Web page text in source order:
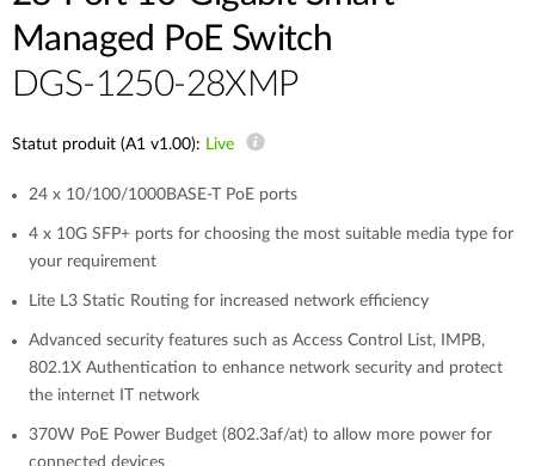
Managed PoE Switch
DGS-1250-28XMP
Statut produit (A1 v1.00): Live
24 x 10/100/1000BASE-T PoE ports
4 x 10G SFP+ ports for choosing the most suitable media type for
your requirement
Lite L3 Static Routing for increased network efficiency
Advanced security features such as Access Control List, IMPB,
802.1X Authentication to enhance network security and protect
the internet IT network
370W PoE Power Budget (802.3af/at) to allow more power for
connected devices